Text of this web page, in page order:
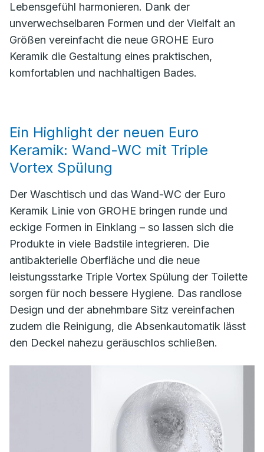
Lebensgefühl harmonieren. Dank der
unverwechselbaren Formen und der Vielfalt an
Größen vereinfacht die neue GROHE Euro
Keramik die Gestaltung eines praktischen,
komfortablen und nachhaltigen Bades.
Ein Highlight der neuen Euro
Keramik: Wand-WC mit Triple
Vortex Spülung
Der Waschtisch und das Wand-WC der Euro
Keramik Linie von GROHE bringen runde und
eckige Formen in Einklang – so lassen sich die
Produkte in viele Badstile integrieren. Die
antibakterielle Oberfläche und die neue
leistungsstarke Triple Vortex Spülung der Toilette
sorgen für noch bessere Hygiene. Das randlose
Design und der abnehmbare Sitz vereinfachen
zudem die Reinigung, die Absenkautomatik lässt
den Deckel nahezu geräuschlos schließen.